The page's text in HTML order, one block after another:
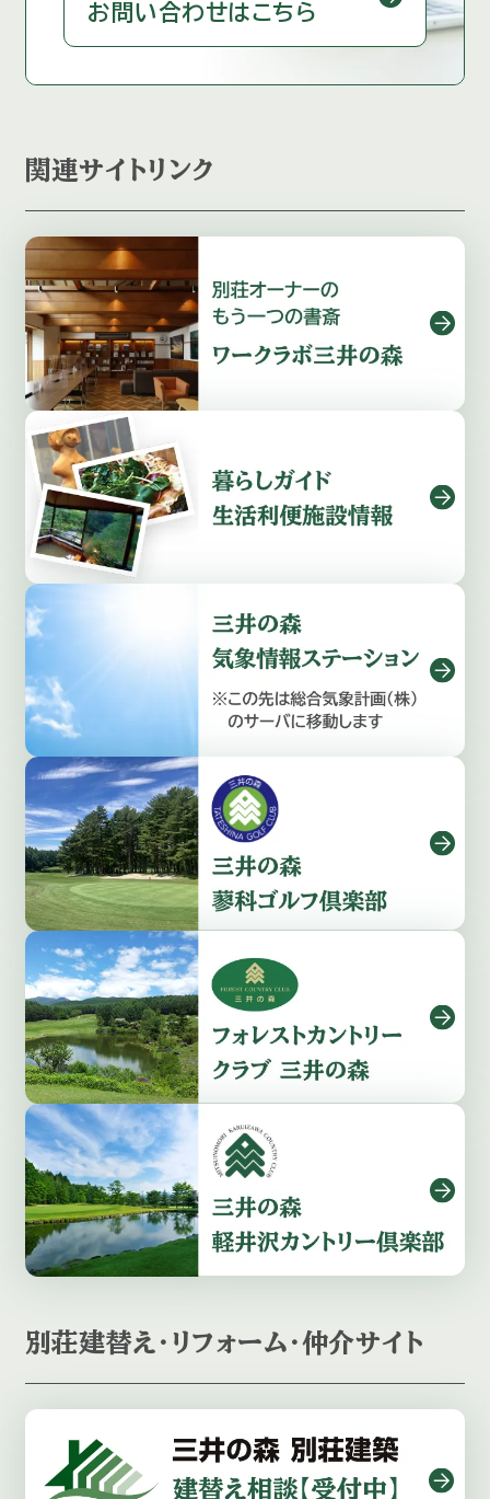
お問い合わせはこちら
関連サイトリンク
別荘建替え・リフォーム・仲介サイト